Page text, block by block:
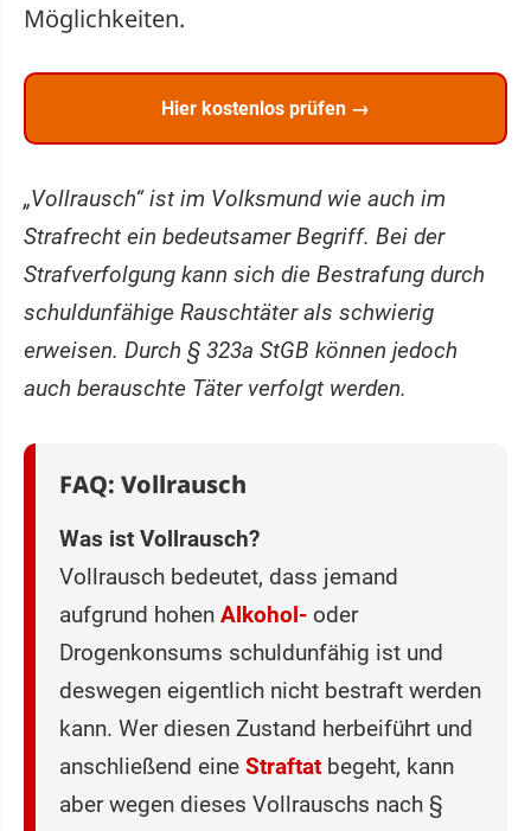
Möglichkeiten.
Hier kostenlos prüfen →
„Vollrausch“ ist im Volksmund wie auch im
Strafrecht ein bedeutsamer Begriff. Bei der
Strafverfolgung kann sich die Bestrafung durch
schuldunfähige Rauschtäter als schwierig
erweisen. Durch § 323a StGB können jedoch
auch berauschte Täter verfolgt werden.
FAQ: Vollrausch
Was ist Vollrausch?
Vollrausch bedeutet, dass jemand
aufgrund hohen Alkohol- oder
Drogenkonsums schuldunfähig ist und
deswegen eigentlich nicht bestraft werden
kann. Wer diesen Zustand herbeiführt und
anschließend eine Straftat begeht, kann
aber wegen dieses Vollrauschs nach §